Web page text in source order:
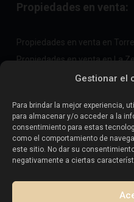
Gestionar el
Para brindar la mejor experiencia,
para almacenar y/o acceder a la
consentimiento para estas
como el comportamiento de
este sitio. No dar su
negativamente a ciertas
Propiedades en venta:
Propiedades en venta en
Propiedades en venta en La
Propiedades en venta en
Vende tu propiedad:
Vender propiedad en La